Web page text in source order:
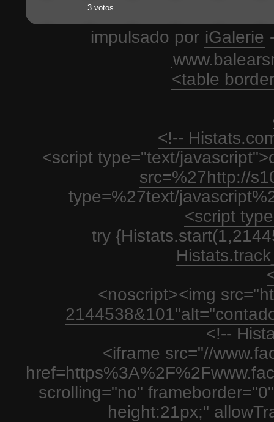
3 votos
impulsado por iGalerie
<table
<!--
<script type="text/
src=%27http://
type=%27text/
<script
try
<noscript><img
<!--
<iframe src="//
scrolling="no"
height:21px;"